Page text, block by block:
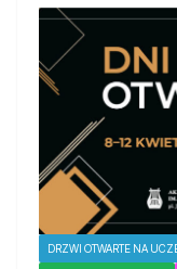
DRZWI OTWARTE NA